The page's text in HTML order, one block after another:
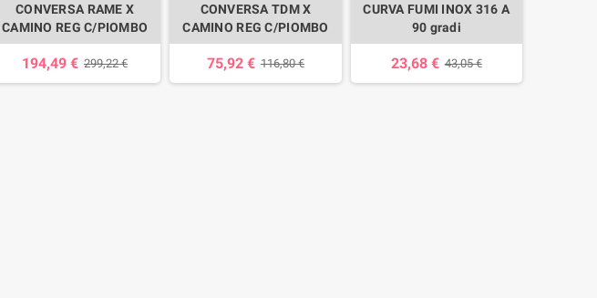
CONVERSA RAME X
CAMINO REG C/PIOMBO
194,49 € 299,22 €
CONVERSA TDM X
CAMINO REG C/PIOMBO
75,92 € 116,80 €
CURVA FUMI INOX 316 A
90 gradi
23,68 € 43,05 €